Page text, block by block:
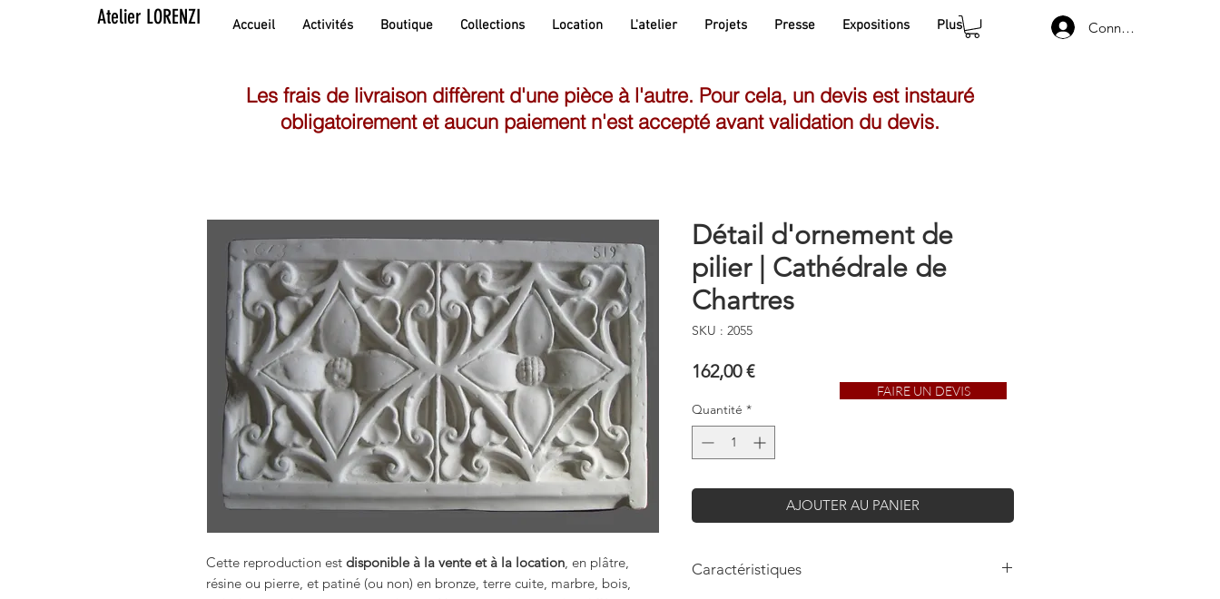
Atelier LORENZI Accueil Activités Boutique Collections Location L'atelier Projets Presse Expositions Plus Connexion
Cette reproduction est disponible à la vente et à la location, en plâtre,
résine ou pierre, et patiné (ou non) en bronze, terre cuite, marbre, bois,
Détail d'ornement de
pilier | Cathédrale de
Chartres
SKU : 2055
162,00 €Prix
Quantité *
AJOUTER AU PANIER
Caractéristiques
Les frais de livraison diffèrent d'une pièce à l'autre. Pour cela, un devis est instauré
obligatoirement et aucun paiement n'est accepté avant validation du devis.
FAIRE UN DEVIS